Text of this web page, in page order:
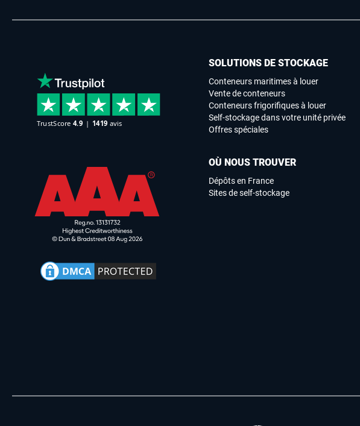
SOLUTIONS DE STOCKAGE
Conteneurs maritimes à louer
Vente de conteneurs
Conteneurs frigorifiques à louer
Self-stockage dans votre unité privée
Offres spéciales
OÙ NOUS TROUVER
Dépôts en France
Sites de self-stockage